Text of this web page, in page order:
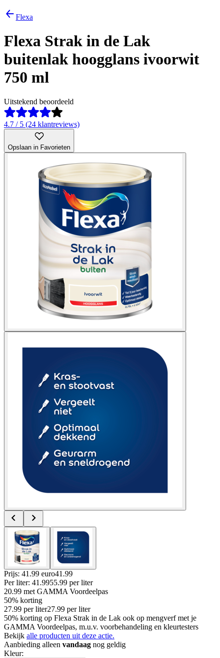
Flexa
Flexa Strak in de Lak
buitenlak hoogglans ivoorwit
750 ml
Uitstekend beoordeeld
4.7 / 5 (24 klantreviews)
Opslaan in Favorieten
Prijs: 41.99 euro41 .99
Per liter: 41.9955.99 per liter
20.99 met GAMMA Voordeelpas
50% korting
27.99 per liter27.99 per liter
50% korting op Flexa Strak in de Lak ook op mengverf met je
GAMMA Voordeelpas, m.u.v. voorbehandeling en kleurtesters
Bekijk alle producten uit deze actie.
Aanbieding alleen vandaag nog geldig
Kleur: